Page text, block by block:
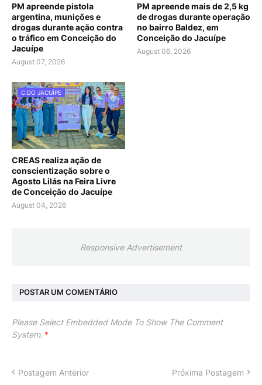
PM apreende pistola
argentina, munições e
drogas durante ação contra
o tráfico em Conceição do
Jacuípe
August 07, 2026
PM apreende mais de 2,5 kg
de drogas durante operação
no bairro Baldez, em
Conceição do Jacuípe
August 06, 2026
C.DO JACUÍPE
CREAS realiza ação de
conscientização sobre o
Agosto Lilás na Feira Livre
de Conceição do Jacuípe
August 04, 2026
Responsive Advertisement
POSTAR UM COMENTÁRIO
Please Select Embedded Mode To Show The Comment
System. *
Postagem Anterior Próxima Postagem